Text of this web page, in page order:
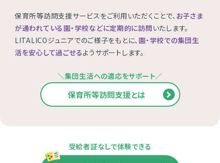
保育所等訪問支援サービスをご利用いただくことで、 お子さま
が通われている園・学校などに定期的に訪問いたします。
LITALICOジュニアでのご様子をもとに、 園・学校での集団生
活を安心して過ごせるようサポートします。
＼集団生活への適応をサポート／
保育所等訪問支援とは
受給者証なしで体験できる